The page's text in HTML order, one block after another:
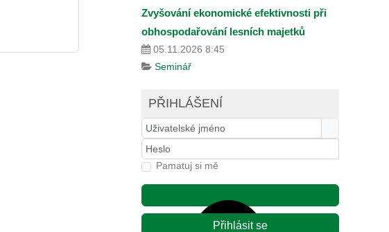
Zvyšování ekonomické efektivnosti při
obhospodařování lesních majetků
05.11.2026 8:45
Seminář
PŘIHLÁŠENÍ
Uživatelské jméno
Heslo
Pamatuj si mě
Přihlásit se